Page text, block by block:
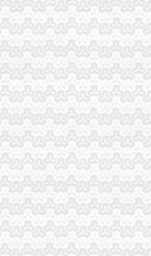
公开发行股
告-保险频道-和